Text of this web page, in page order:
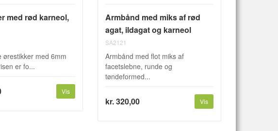
med rød karneol,
ørestikker med 6mm
er fo...
Vis
Armbånd med miks af rød
agat, ildagat og karneol
SA2121
Armbånd med flot miks af
facetslebne, runde og
tøndeformed...
kr. 320,00 Vis